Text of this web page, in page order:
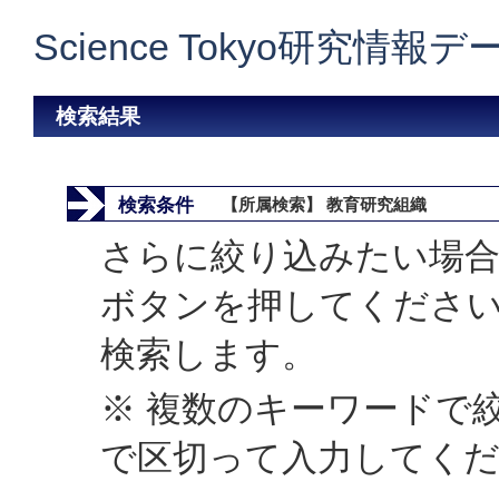
Science Tokyo研究情報デ
検索結果
検索条件 【所属検索】 教育研究組織
さらに絞り込みたい場
ボタンを押してくださ
検索します。
※ 複数のキーワードで
で区切って入力してく